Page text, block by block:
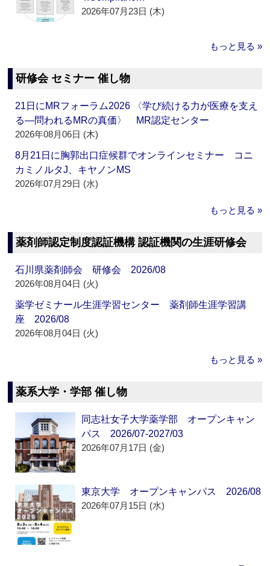
2026年07月23日 (木)
もっと見る »
研修会 セミナー 催し物
21日にMRフォーラム2026 〈学び続ける力が医療を支え
る―問われるMRの真価〉 MR認定センター
2026年08月06日 (木)
8月21日に胸郭出口症候群でオンラインセミナー コニ
カミノルタJ、キヤノンMS
2026年07月29日 (水)
もっと見る »
薬剤師認定制度認証機構 認証機関の生涯研修会
石川県薬剤師会 研修会 2026/08
2026年08月04日 (火)
薬学ゼミナール生涯学習センター 薬剤師生涯学習講
座 2026/08
2026年08月04日 (火)
もっと見る »
薬系大学・学部 催し物
同志社女子大学薬学部 オープンキャン
パス 2026/07-2027/03
2026年07月17日 (金)
東京大学 オープンキャンパス 2026/08
2026年07月15日 (水)